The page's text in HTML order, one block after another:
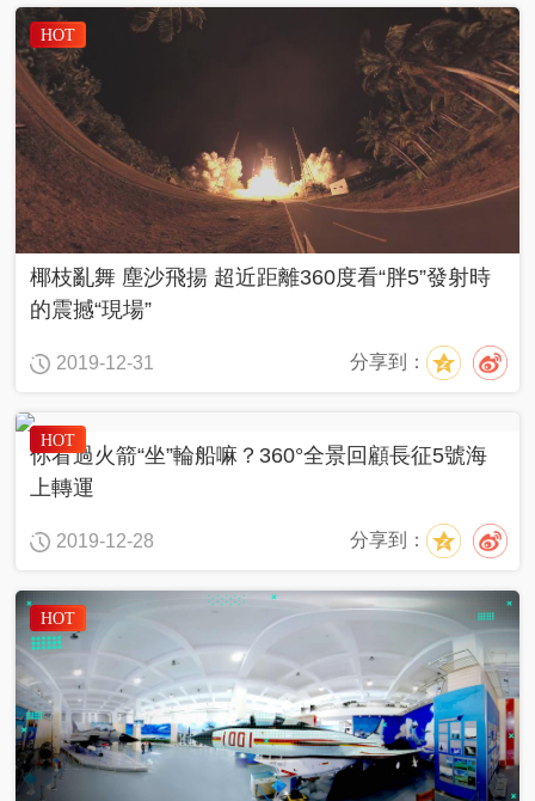
HOT
椰枝亂舞 塵沙飛揚 超近距離360度看“胖5”發射時
的震撼“現場”
2019-12-31 分享到：
HOT
你看過火箭“坐”輪船嘛？360°全景回顧長征5號海
上轉運
2019-12-28 分享到：
HOT